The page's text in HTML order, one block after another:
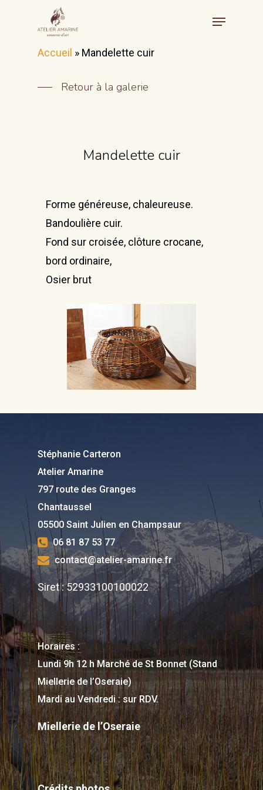
Accueil » Mandelette cuir
Retour à la galerie
Mandelette cuir
Forme généreuse, chaleureuse.
Bandoulière cuir.
Fond sur croisée, clôture crocane,
bord ordinaire,
Osier brut
Stéphanie Carteron
Atelier Amarine
797 route des Granges
Chantaussel
05500 Saint Julien en Champsaur
06 81 87 53 77
contact@atelier-amarine.fr
Siret : 52933100100022
Horaires :
Lundi 9h 12 h Marché de St Bonnet (Stand
Miellerie de l’Oseraie)
Mardi au Vendredi : sur RDV.
Miellerie de l’Oseraie
Stages
Informations :
Stéphanie Carteron
Atelier Amarine
Tel : 06 81 87 53 77
Mail :contact@atelier-
amarine.fr
Horaire : Avec RDV : à
ou à la boutique la Fleur